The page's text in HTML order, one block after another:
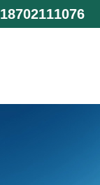
18702111076